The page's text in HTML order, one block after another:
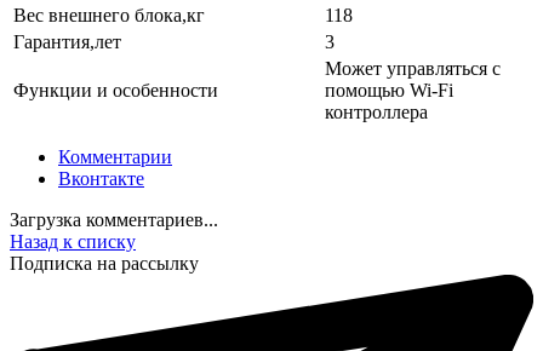
Вес внешнего блока,кг
118
Гарантия,лет
3
Функции и особенности
Может управляться с
помощью Wi-Fi
контроллера
Комментарии
Вконтакте
Загрузка комментариев...
Назад к списку
Подписка на рассылку